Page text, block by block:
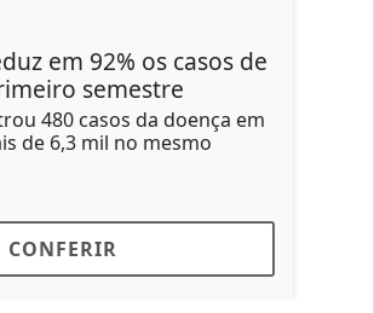
os casos de
da doença em
no mesmo
Caso da
ainda falta